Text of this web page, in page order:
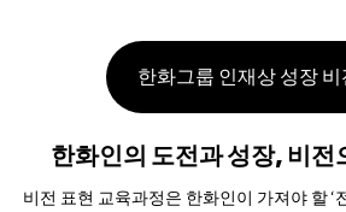
한화그룹 인재상 성장 비
한화인의 도전과 성장, 비전
비전 표현 교육과정은 한화인이 가져야 할 ‘